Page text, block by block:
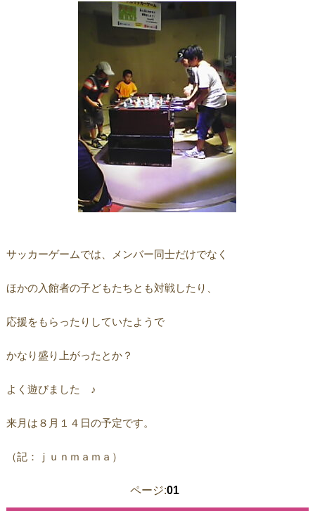
サッカーゲームでは、メンバー同士だけでなく
ほかの入館者の子どもたちとも対戦したり、
応援をもらったりしていたようで
かなり盛り上がったとか？
よく遊びました ♪
来月は８月１４日の予定です。
（記：ｊｕｎｍａｍａ）
ページ:01